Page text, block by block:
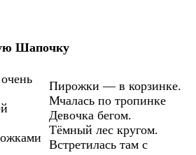
Шапочку
Пирожки — в корзинке.
Мчалась по тропинке
Девочка бегом.
Тёмный лес кругом.
Встретилась там с